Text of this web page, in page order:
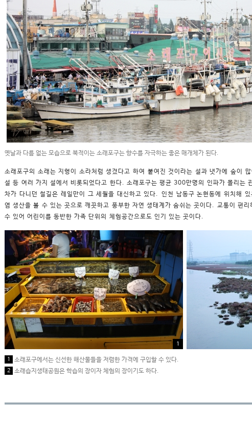
옛날과 다름 없는 모습으로 북적이는 소래포구는 향수를 자극하는 좋은 매개체가 된다.
소래포구의 소래는 지형이 소라처럼 생겼다고 하여 붙여진 것이라는 설과 냇가에 숲이
설 등 여러 가지 설에서 비롯되었다고 한다. 소래포구는 평균 300만명의 인파가 몰리는
차가 다니던 철길은 레일만이 그 세월을 대신하고 있다. 인천 남동구 논현동에 위치해
염 생산을 볼 수 있는 곳으로 깨끗하고 풍부한 자연 생태계가 숨쉬는 곳이다. 교통이 편
수 있어 어린이를 동반한 가족 단위의 체험공간으로도 인기 있는 곳이다.
1
1 소래포구에서는 신선한 해산물들을 저렴한 가격에 구입할 수 있다.
2 소래습지생태공원은 학습의 장이자 체험의 장이기도 하다.